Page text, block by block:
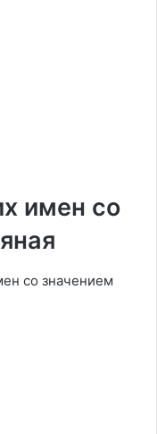
имен со
со значением